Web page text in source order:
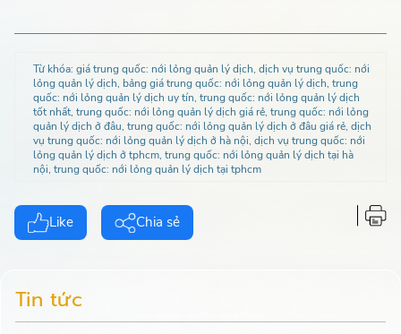
Từ khóa: giá trung quốc: nới lỏng quản lý dịch, dịch vụ trung quốc: nới
lỏng quản lý dịch, bảng giá trung quốc: nới lỏng quản lý dịch, trung
quốc: nới lỏng quản lý dịch uy tín, trung quốc: nới lỏng quản lý dịch
tốt nhất, trung quốc: nới lỏng quản lý dịch giá rẻ, trung quốc: nới lỏng
quản lý dịch ở đâu, trung quốc: nới lỏng quản lý dịch ở đâu giá rẻ, dịch
vụ trung quốc: nới lỏng quản lý dịch ở hà nội, dịch vụ trung quốc: nới
lỏng quản lý dịch ở tphcm, trung quốc: nới lỏng quản lý dịch tại hà
nội, trung quốc: nới lỏng quản lý dịch tại tphcm
Like Chia sẻ
Tin tức